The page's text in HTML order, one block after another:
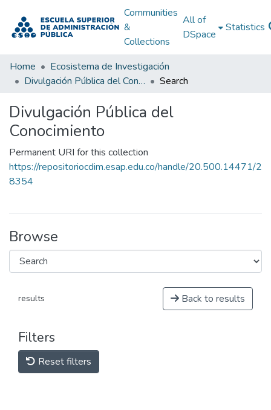
Communities
&
Collections
All of
DSpace
Statistics
Home
Ecosistema de Investigación
Divulgación Pública del Conocimiento
Search
Divulgación Pública del
Conocimiento
Permanent URI for this collection
https://repositoriocdim.esap.edu.co/handle/20.500.14471/2
8354
Browse
results Back to results
Filters
Reset filters